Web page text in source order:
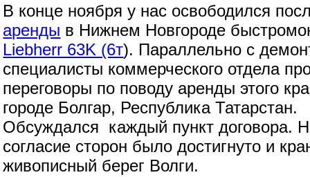
В конце ноября у нас освободился
аренды в Нижнем Новгороде
Liebherr 63K (6т). Параллельно с
специалисты коммерческого отдела
переговоры по поводу аренды этого
городе Болгар, Республика Татарстан.
Обсуждался каждый пункт договора.
согласие сторон было достигнуто и
живописный берег Волги.